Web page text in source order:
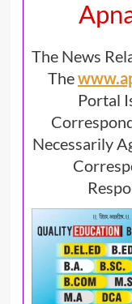
The News
The
Portal
Necessarily